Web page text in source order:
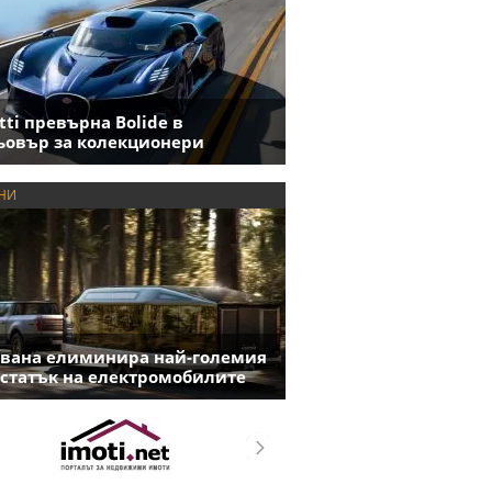
превърна Bolide в
за колекционери
елиминира най-големия
на електромобилите